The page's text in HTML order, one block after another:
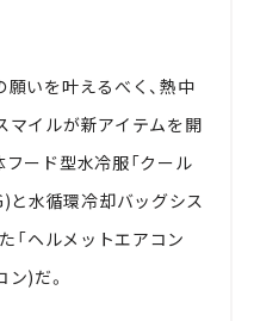
いを叶えるべく、熱中
マイルが新アイテムを開
ード型水冷服「クール
と水循環冷却バッグシス
「ヘルメットエアコン
)だ。